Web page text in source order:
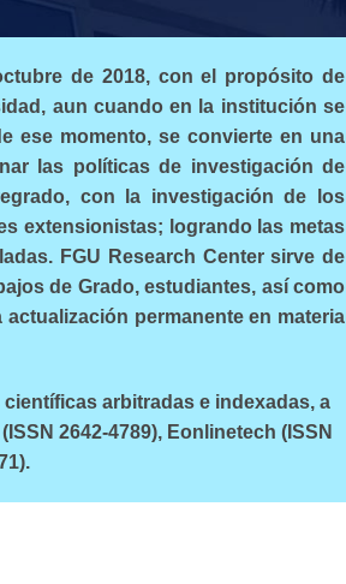
de 2018, con el propósito de
aun cuando en la institución se
ese momento, se convierte en una
las políticas de investigación de
con la investigación de los
extensionistas; logrando las metas
FGU Research Center sirve de
de Grado, estudiantes, así como
permanente en materia
arbitradas e indexadas, a
2642-4789), Eonlinetech (ISSN